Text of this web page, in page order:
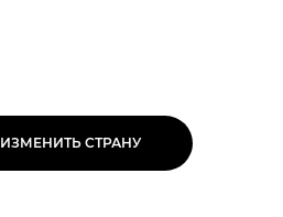
ИЗМЕНИТЬ СТРАНУ